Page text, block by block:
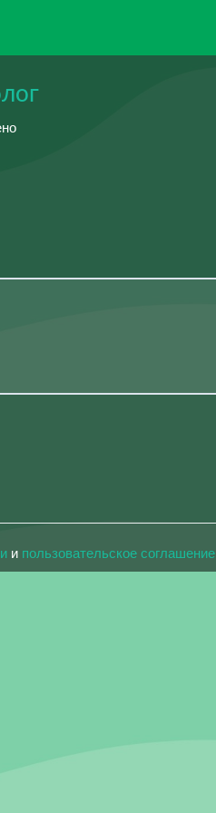
и пользовательское соглашение